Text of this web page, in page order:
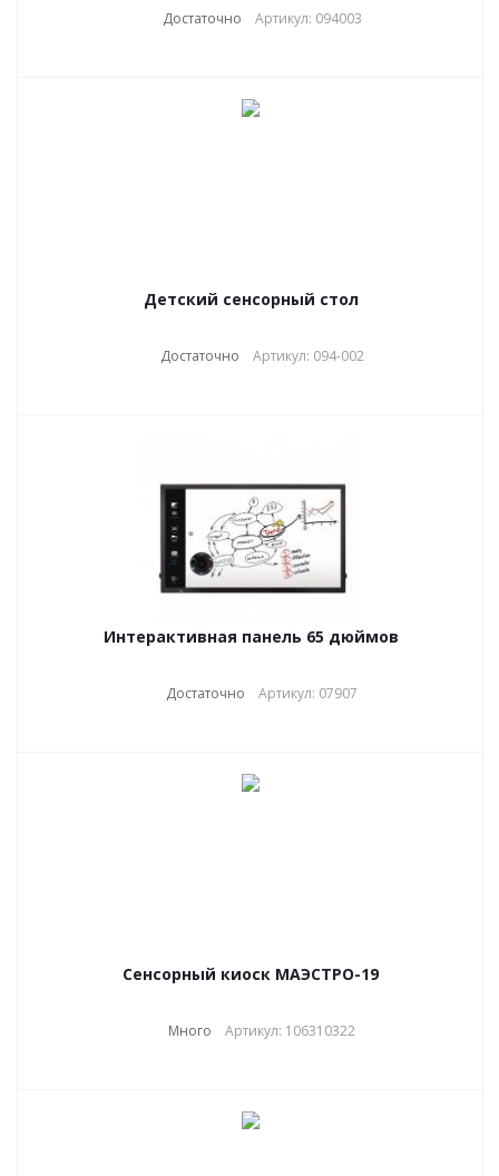
Достаточно Артикул: 094003
Детский сенсорный стол
Достаточно Артикул: 094-002
Интерактивная панель 65 дюймов
Достаточно Артикул: 07907
Сенсорный киоск МАЭСТРО-19
Много Артикул: 106310322